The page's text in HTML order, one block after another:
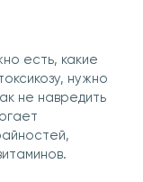
есть, какие
нужно
не навредить